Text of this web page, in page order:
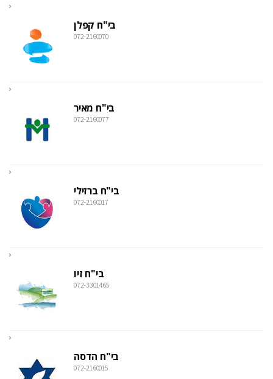
בי"ח קפלן
072-2160070
בי"ח מאיר
072-2160077
בי"ח ברזילי
072-2160017
בי"ח זיו
072-3301465
בי"ח הדסה
072-2160015